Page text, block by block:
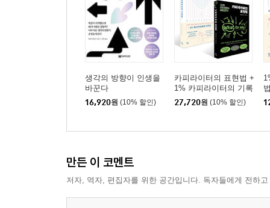
생각의 방향이 인생을
바꾼다
16,920원 (10% 할인)
카피라이터의 표현법 +
1% 카피라이터의 기록
법 세트
27,720원 (10% 할인)
만든 이 코멘트
저자, 역자, 편집자를 위한 공간입니다. 독자들에게 전하